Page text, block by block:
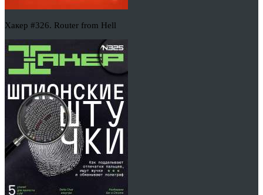
Хакер #326. Router from Hell